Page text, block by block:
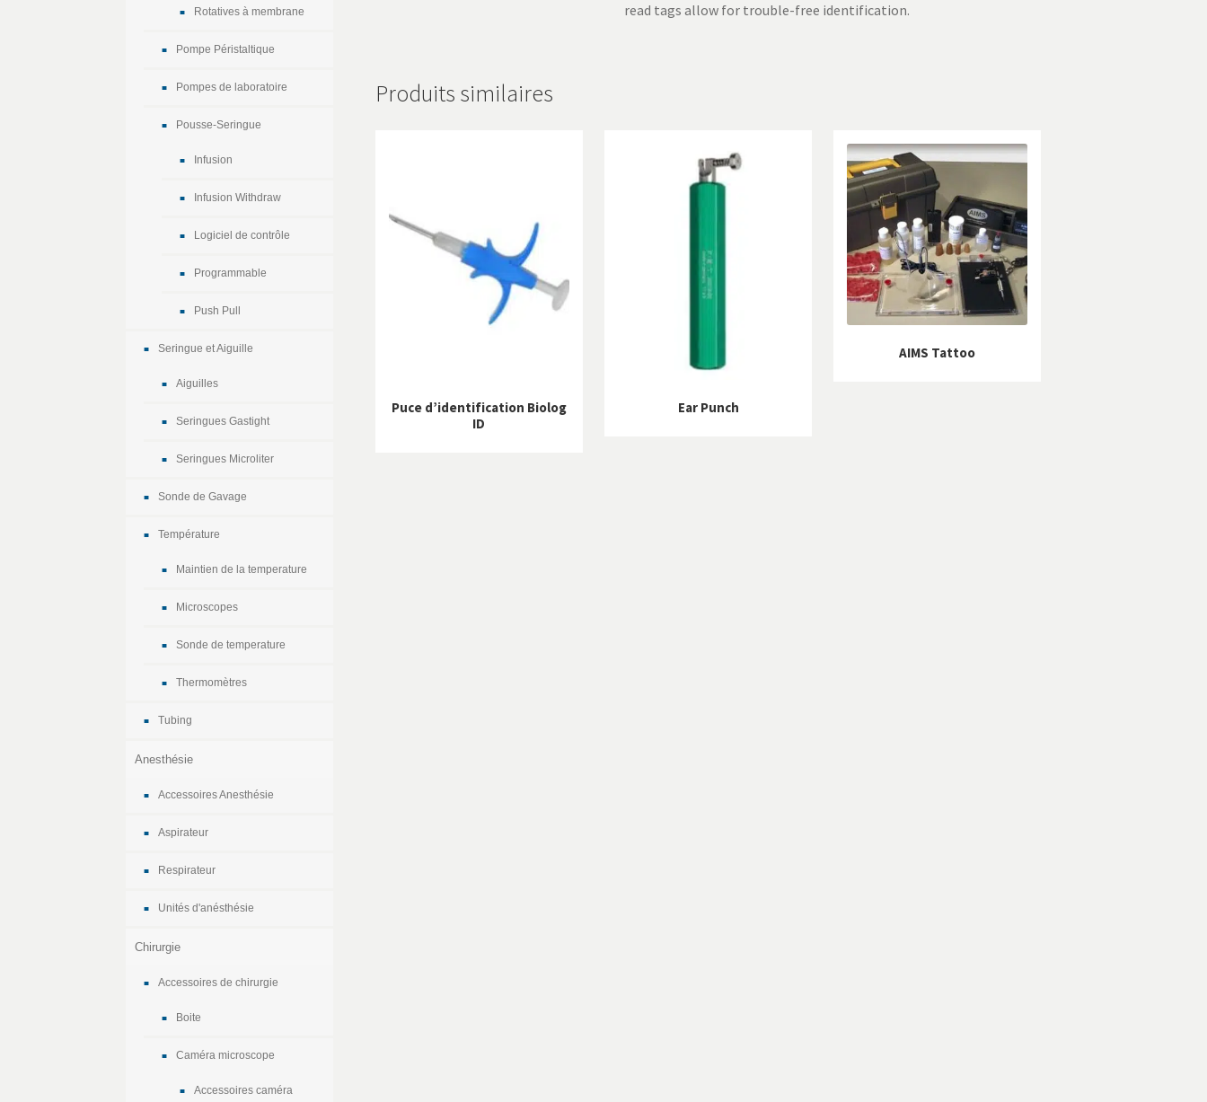
read tags allow for trouble-free identification.
Produits similaires
Puce d’identification Biolog
ID
Ear Punch
AIMS Tattoo
Rotatives à membrane
Pompe Péristaltique
Pompes de laboratoire
Pousse-Seringue
Infusion
Infusion Withdraw
Logiciel de contrôle
Programmable
Push Pull
Seringue et Aiguille
Aiguilles
Seringues Gastight
Seringues Microliter
Sonde de Gavage
Température
Maintien de la temperature
Microscopes
Sonde de temperature
Thermomètres
Tubing
Anesthésie
Accessoires Anesthésie
Aspirateur
Respirateur
Unités d'anésthésie
Chirurgie
Accessoires de chirurgie
Boite
Caméra microscope
Accessoires caméra